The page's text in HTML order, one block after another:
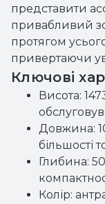
представити
привабливий
протягом
привертаючи
Ключові
Висота:
Довжина:
більшості
Глибина:
Колір: